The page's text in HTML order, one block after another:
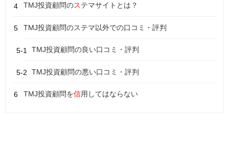
TMJ投資顧問のス テマサイトとは？
TMJ投資顧問のステマ以外での口コミ・評判
TMJ投資顧問の良い口コミ・評判
TMJ投資顧問の悪い口コミ・評判
TMJ投資顧問を信用してはならない